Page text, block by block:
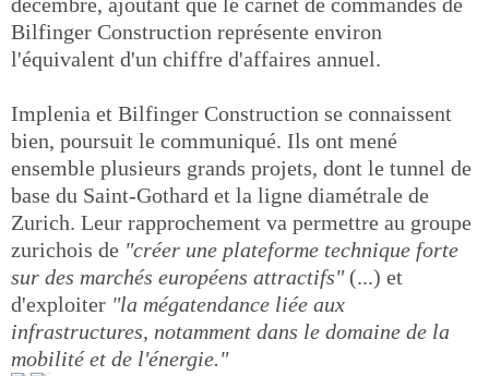
Bilfinger Construction représente environ
l'équivalent d'un chiffre d'affaires annuel.
Implenia et Bilfinger Construction se connaissent
bien, poursuit le communiqué. Ils ont mené
ensemble plusieurs grands projets, dont le tunnel de
base du Saint-Gothard et la ligne diamétrale de
Zurich. Leur rapprochement va permettre au groupe
zurichois de "créer une plateforme technique forte
sur des marchés européens attractifs" (...) et
d'exploiter "la mégatendance liée aux
infrastructures, notamment dans le domaine de la
mobilité et de l'énergie."